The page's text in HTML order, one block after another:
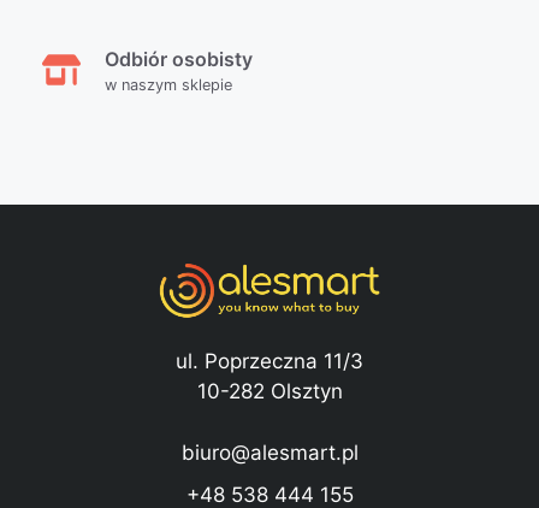
Odbiór osobisty
w naszym sklepie
ul. Poprzeczna 11/3
10-282 Olsztyn
biuro@alesmart.pl
+48 538 444 155